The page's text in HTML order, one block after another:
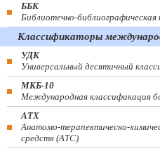
ББК
Библиотечно-библиографическая
Классификаторы
УДК
Универсальный десятичный
МКБ-10
Международная классификация
АТХ
Анатомо-терапевтическо-
средств (ATC)